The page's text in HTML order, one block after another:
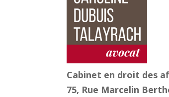
Cabinet en droit des
75, Rue Marcelin